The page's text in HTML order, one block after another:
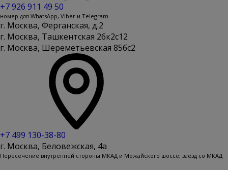
+7 926 911 49 50
номер для WhatsApp, Viber и Telegram
г. Москва, Ферганская, д.2
г. Москва, Ташкентская 26к2с12
г. Москва, Шереметьевская 85бс2
+7 499 130-38-80
г. Москва, Беловежская, 4a
Пересечение внутренней стороны МКАД и Можайского шоссе, заезд со МКАД